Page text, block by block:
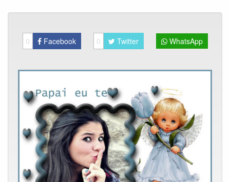
0 Facebook 0 Twitter WhatsApp